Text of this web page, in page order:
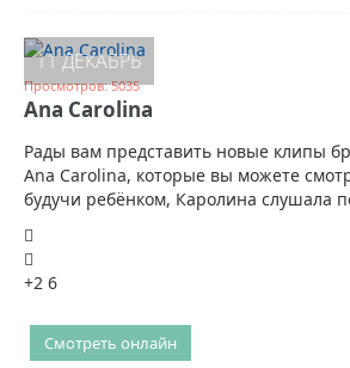
11 ДЕКАБРЬ
Просмотров: 5035
Ana Carolina
Рады вам представить новые клипы
Ana Carolina, которые вы можете
будучи ребёнком, Каролина слушала
+2 6
Смотреть онлайн